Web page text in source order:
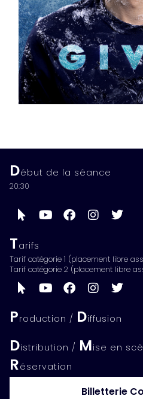
Début de la séance
20:30
Tarifs
Tarif catégorie 1 (placement libre
Tarif catégorie 2 (placement libre
Production / Diffusion
Distribution / Mise en
Réservation
Billetterie